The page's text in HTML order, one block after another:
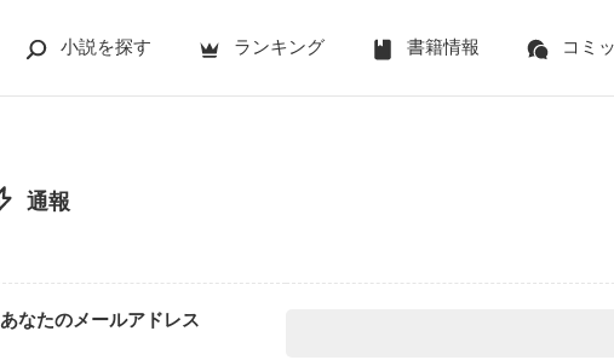
小説を探す ランキング 書籍情報 コミ
通報
あなたのメールアドレス